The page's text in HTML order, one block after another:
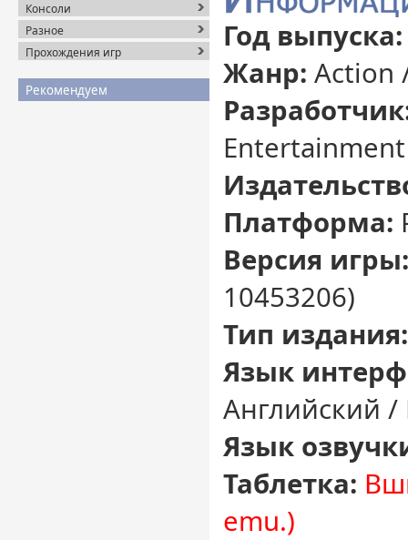
Консоли
Разное
Прохождения игр
Рекомендуем
Год
Жанр: Action
Entertainment
Платформа:
Версия игры:
10453206)
Тип
Язык
Английский /
Язык
Таблетка:
emu.)